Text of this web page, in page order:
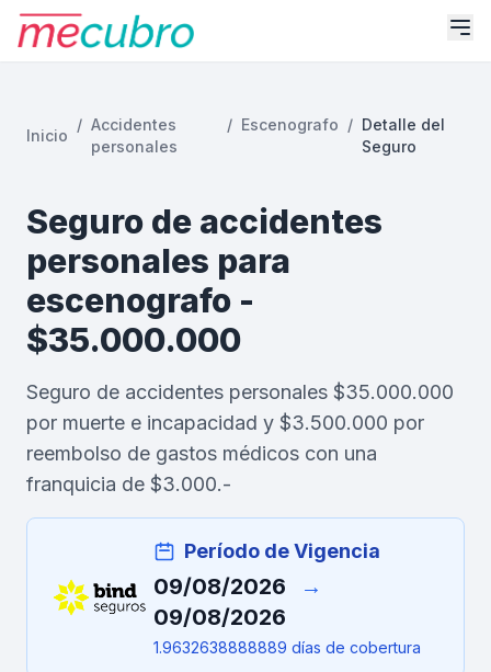
Inicio
/ Accidentes
personales
/ Escenografo / Detalle del
Seguro
Seguro de accidentes
personales para
escenografo -
$35.000.000
Seguro de accidentes personales $35.000.000
por muerte e incapacidad y $3.500.000 por
reembolso de gastos médicos con una
franquicia de $3.000.-
Período de Vigencia
09/08/2026
→
09/08/2026
1.9632638888889 días de cobertura